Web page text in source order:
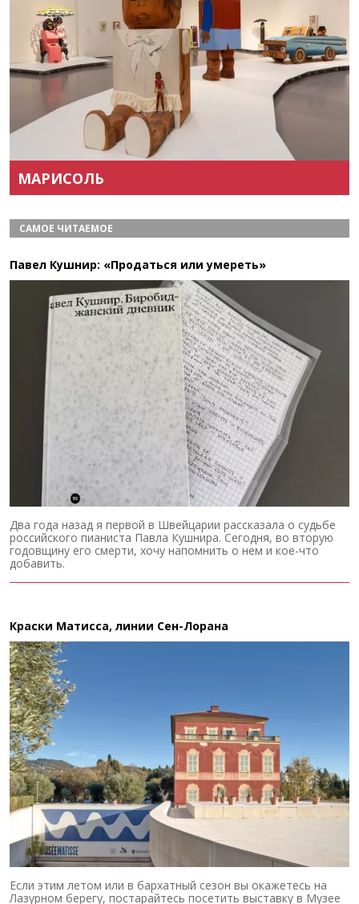
МАРИСОЛЬ
САМОЕ ЧИТАЕМОЕ
Павел Кушнир: «Продаться или умереть»
Два года назад я первой в Швейцарии рассказала о судьбе
российского пианиста Павла Кушнира. Сегодня, во вторую
годовщину его смерти, хочу напомнить о нем и кое-что
добавить.
Краски Матисса, линии Сен-Лорана
Если этим летом или в бархатный сезон вы окажетесь на
Лазурном берегу, постарайтесь посетить выставку в Музее